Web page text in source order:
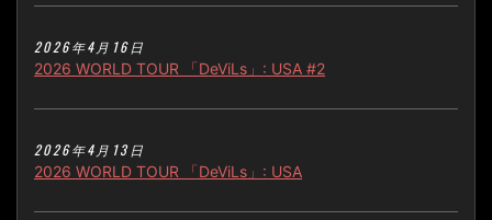
2026年4月16日
2026 WORLD TOUR 「DeViLs」: USA #2
2026年4月13日
2026 WORLD TOUR 「DeViLs」: USA